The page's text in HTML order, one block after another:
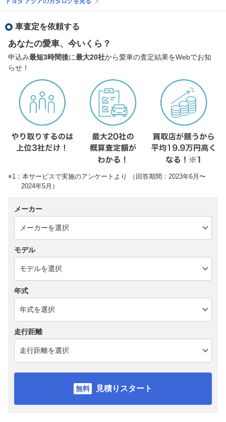
車査定を依頼する
あなたの愛車、今いくら？
申込み最短3時間後に最大20社から愛車の査定結果をWebでお知
らせ！
※1：本サービスで実施のアンケートより （回答期間：2023年6月〜
2024年5月）
メーカー
モデル
年式
走行距離
見積りスタート